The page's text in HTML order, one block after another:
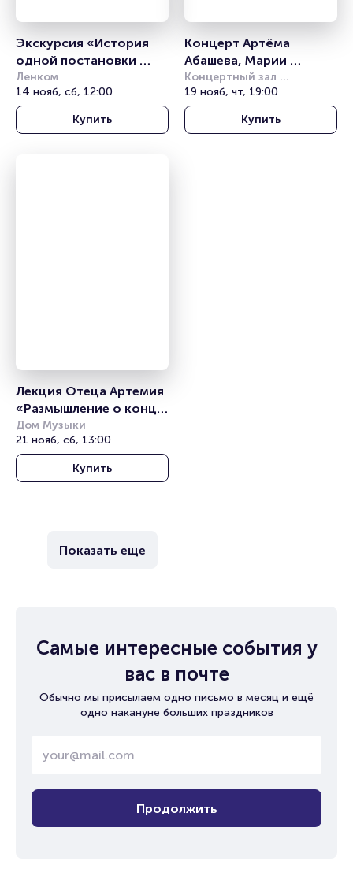
Экскурсия «История
одной постановки
«Юнона и Авось»
Ленком
14 нояб, сб, 12:00
Купить
Концерт Артёма
Абашева, Марии
Зайцевой «Звезды XXI
века»
Концертный зал
Чайковского
19 нояб, чт, 19:00
Купить
Лекция Отеца Артемия
«Размышление о конце
света»
Дом Музыки
21 нояб, сб, 13:00
Купить
Показать еще
Самые интересные события у
вас в почте
Обычно мы присылаем одно письмо в месяц и ещё
одно накануне больших праздников
Продолжить